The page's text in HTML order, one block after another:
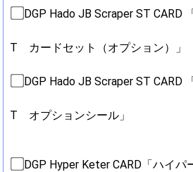
DGP Hado JB Scraper ST CARD
T カードセット（オプション）」
DGP Hado JB Scraper ST CARD
T オプションシール」
DGP Hyper Keter CARD「ハイ